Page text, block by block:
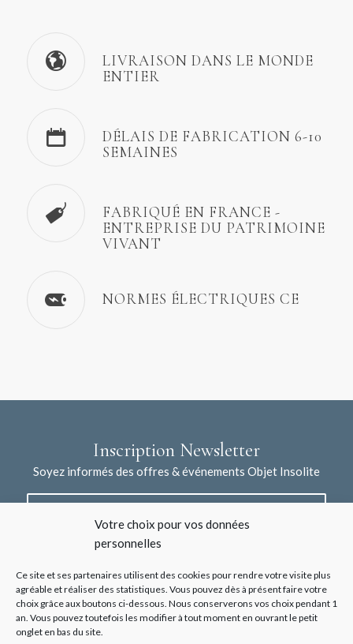
Votre choix pour vos données
personnelles
Ce site et ses partenaires utilisent des cookies pour rendre votre visite plus
agréable et réaliser des statistiques. Vous pouvez dès à présent faire votre
choix grâce aux boutons ci-dessous. Nous conserverons vos choix pendant 1
an. Vous pouvez toutefois les modifier à tout moment en ouvrant le petit
onglet en bas du site.
LIVRAISON DANS LE MONDE
ENTIER
DÉLAIS DE FABRICATION 6-10
SEMAINES
FABRIQUÉ EN FRANCE -
ENTREPRISE DU PATRIMOINE
VIVANT
NORMES ÉLECTRIQUES CE
Inscription Newsletter
Soyez informés des offres & événements Objet Insolite
J'accepte la collecte de mes données à l'aide de ce formulaire /
Voir les mentions légales*